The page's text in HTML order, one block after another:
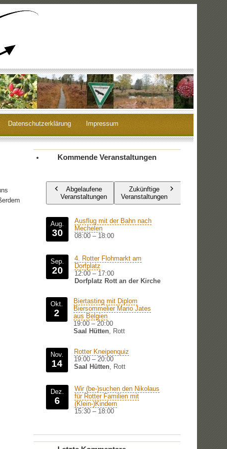
Datenschutzerklärung Impressum
Kommende Veranstaltungen
Abgelaufene
Veranstaltungen
Zukünftige
Veranstaltungen
Aug.
30
Ausflug mit der Bahn nach
Mechelen
08:00 – 18:00
Sep.
20
4. Rotter Flohmarkt am
Dorfplatz
12:00 – 17:00
Dorfplatz Rott an der Kirche
Okt.
2
Biertasting mit Diplom
Biersommelier Mario Jates
aus Belgien
19:00 – 20:00
Saal Hütten, Rott
Nov.
14
Rotter Kneipenquiz
19:00 – 20:00
Saal Hütten , Rott
Dez.
6
Wir (be-)suchen den Nikolaus
für Rotter Familien mit
(Klein-)Kindern
15:30 – 18:00